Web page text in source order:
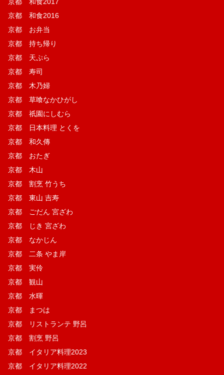
京都 和食2016
京都 お弁当
京都 持ち帰り
京都 天ぷら
京都 寿司
京都 木乃婦
京都 草喰なかひがし
京都 祇園にしむら
京都 日本料理 とくを
京都 和久傳
京都 おたぎ
京都 木山
京都 割烹 竹うち
京都 東山 吉寿
京都 ごだん 宮ざわ
京都 じき 宮ざわ
京都 なかじん
京都 二条 やま岸
京都 実伶
京都 観山
京都 水暉
京都 まつは
京都 リストランテ 野呂
京都 割烹 野呂
京都 イタリア料理2023
京都 イタリア料理2022